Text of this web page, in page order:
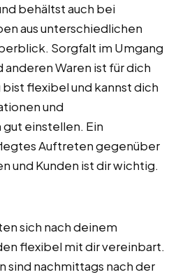
behältst auch bei
aus unterschiedlichen
Sorgfalt im Umgang
Waren ist für dich
flexibel und kannst dich
und
einstellen. Ein
Auftreten gegenüber
und Kunden ist dir wichtig.
sich nach deinem
flexibel mit dir vereinbart.
sind nachmittags nach der